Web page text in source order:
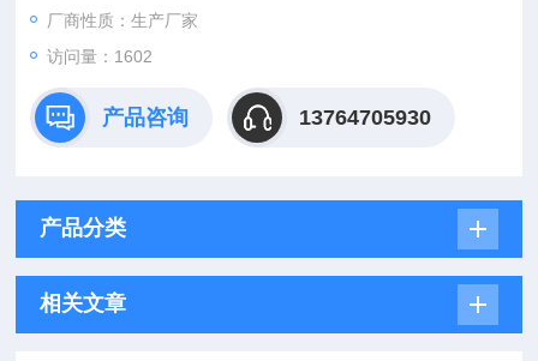
厂商性质：生产厂家
访问量：1602
产品咨询 13764705930
产品分类
相关文章